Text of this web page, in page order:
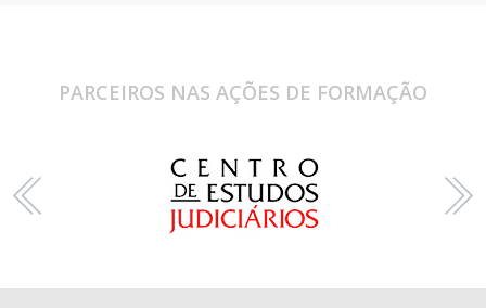
PARCEIROS NAS AÇÕES DE FORMAÇÃO